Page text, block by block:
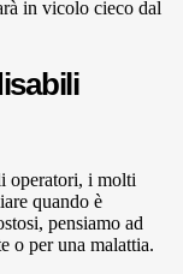
in vicolo cieco dal
operatori, i molti
quando è
pensiamo ad
o per una malattia.